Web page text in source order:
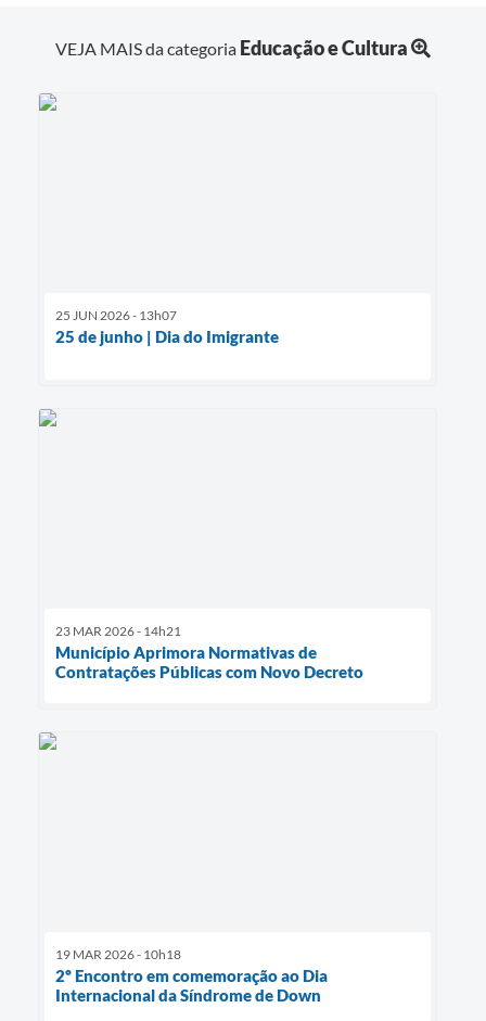
VEJA MAIS da categoria Educação e Cultura
25 JUN 2026 - 13h07
25 de junho | Dia do Imigrante
23 MAR 2026 - 14h21
Município Aprimora Normativas de
Contratações Públicas com Novo Decreto
19 MAR 2026 - 10h18
2º Encontro em comemoração ao Dia
Internacional da Síndrome de Down